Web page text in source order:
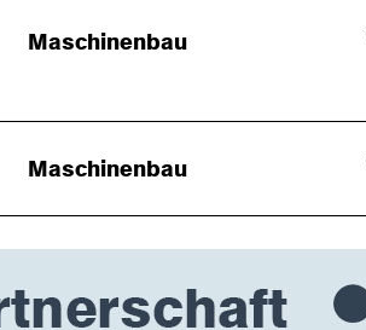
Maschinenbau
Maschinenbau